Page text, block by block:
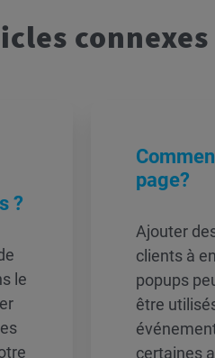
connexes
?
le
page?
Ajouter
clients à
popups
être
certaines